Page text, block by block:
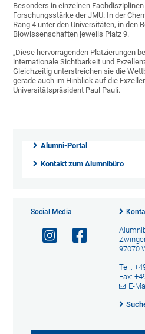
Besonders in einzelnen
Forschungsstärke der JMU: In der
Rang 4 unter den Universitäten, in den
Biowissenschaften jeweils Platz 9.
„Diese hervorragenden Platzierungen
internationale Sichtbarkeit und
Gleichzeitig unterstreichen sie die
gerade auch im Hinblick auf die
Universitätspräsident Paul Pauli.
Alumni-Portal
Kontakt zum Alumnibüro
Social Media
97070
Tel.:
Fax:
E-